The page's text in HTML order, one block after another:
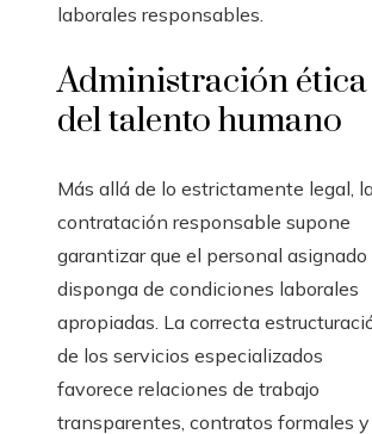
laborales responsables.
Administración ética
del talento humano
Más allá de lo estrictamente legal,
contratación responsable supone
garantizar que el personal asignado
disponga de condiciones laborales
apropiadas. La correcta
de los servicios especializados
favorece relaciones de trabajo
transparentes, contratos formales y